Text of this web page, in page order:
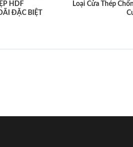
HDF
ĐẶC BIỆT
Loại Cửa Thép